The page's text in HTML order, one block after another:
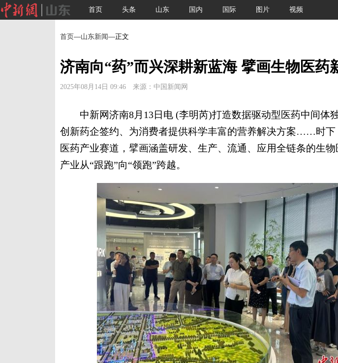
首页 头条 山东 国内 国际 图片 视频
首页—山东新闻—正文
济南向“药”而兴深耕新蓝海 擘画生物医药
2025年08月14日 09:46 来源：中国新闻网
中新网济南8月13日电 (李明芮)打造数据驱动型医药中间体独
创新药企签约、为消费者提供科学丰富的营养解决方案……时下
医药产业赛道，擘画涵盖研发、生产、流通、应用全链条的生
产业从“跟跑”向“领跑”跨越。